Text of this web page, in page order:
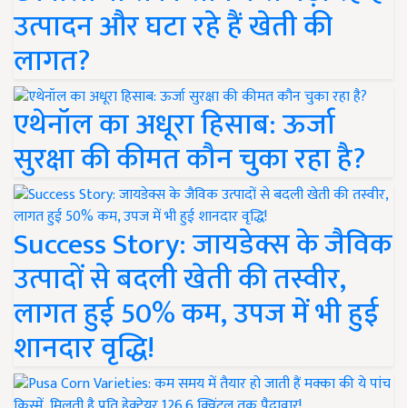
उत्पादन और घटा रहे हैं खेती की
लागत?
एथेनॉल का अधूरा हिसाब: ऊर्जा
सुरक्षा की कीमत कौन चुका रहा है?
Success Story: जायडेक्स के जैविक
उत्पादों से बदली खेती की तस्वीर,
लागत हुई 50% कम, उपज में भी हुई
शानदार वृद्धि!